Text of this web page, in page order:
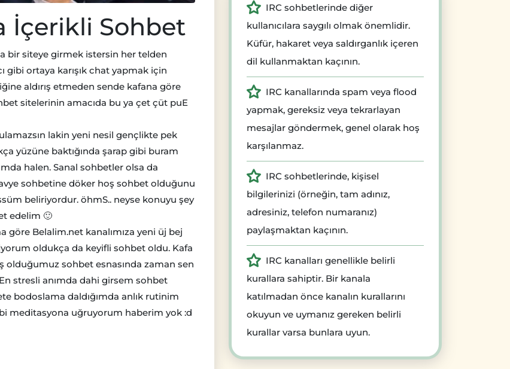
İçerikli Sohbet
bir siteye girmek istersin her telden
gibi ortaya karışık chat yapmak için
aldırış etmeden sende kafana göre
sitelerinin amacıda bu ya çet çüt puE
lakin yeni nesil gençlikte pek
yüzüne baktığında şarap gibi buram
halen. Sanal sohbetler olsa da
sohbetine döker hoş sohbet olduğunu
beliriyordur. öhmS.. neyse konuyu şey
edelim 🙂
Belalim.net kanalımıza yeni üj bej
oldukça da keyifli sohbet oldu. Kafa
olduğumuz sohbet esnasında zaman sen
stresli anımda dahi girsem sohbet
bodoslama daldığımda anlık rutinim
meditasyona uğruyorum haberim yok :d
IRC sohbetlerinde diğer
kullanıcılara saygılı olmak önemlidir.
Küfür, hakaret veya saldırganlık içeren
dil kullanmaktan kaçının.
IRC kanallarında spam veya flood
yapmak, gereksiz veya tekrarlayan
mesajlar göndermek, genel olarak hoş
karşılanmaz.
IRC sohbetlerinde, kişisel
bilgilerinizi (örneğin, tam adınız,
adresiniz, telefon numaranız)
paylaşmaktan kaçının.
IRC kanalları genellikle belirli
kurallara sahiptir. Bir kanala
katılmadan önce kanalın kurallarını
okuyun ve uymanız gereken belirli
kurallar varsa bunlara uyun.